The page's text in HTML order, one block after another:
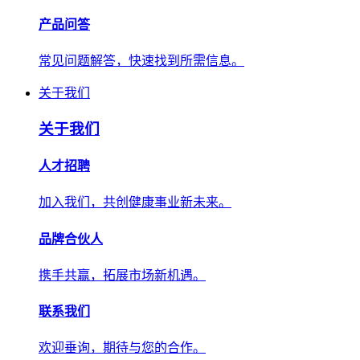
产品问答
常见问题解答，快速找到所需信息。
关于我们
关于我们
人才招聘
加入我们，共创健康事业新未来。
品牌合伙人
携手共赢，拓展市场新机遇。
联系我们
欢迎垂询，期待与您的合作。